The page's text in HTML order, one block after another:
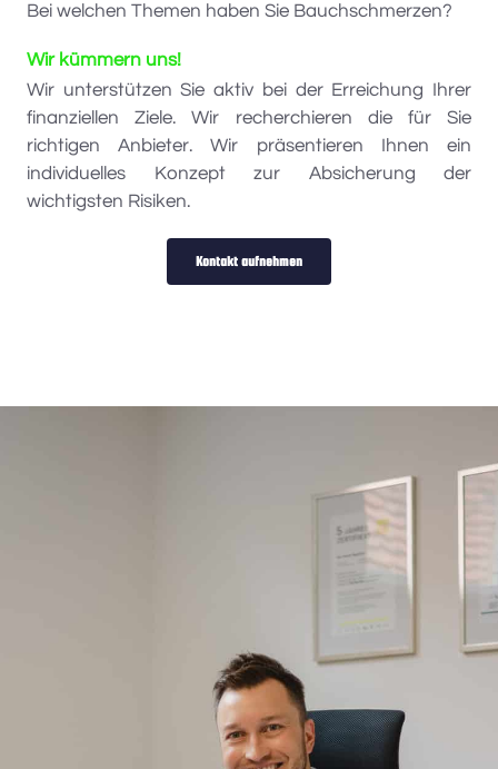
Bei welchen Themen haben Sie Bauchschmerzen?
Wir kümmern uns!
Wir unterstützen Sie aktiv bei der Erreichung Ihrer
finanziellen Ziele. Wir recherchieren die für Sie
richtigen Anbieter. Wir präsentieren Ihnen ein
individuelles Konzept zur Absicherung der
wichtigsten Risiken.
Kontakt aufnehmen